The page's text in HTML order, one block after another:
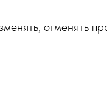
отменять